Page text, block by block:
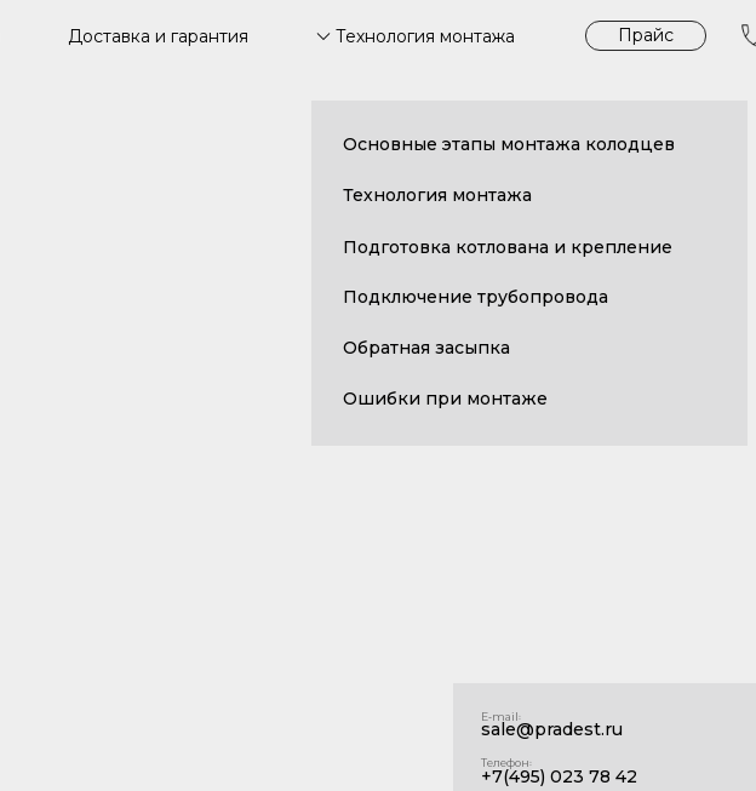
Прайс
Доставка и гарантия Технология монтажа
Технология монтажа
Основные этапы монтажа колодцев
Подготовка котлована и крепление
Обратная засыпка
Ошибки при монтаже
Подключение трубопровода
sale@pradest.ru
E‑mail꞉
+7(495) 023 78 42
Телефон꞉